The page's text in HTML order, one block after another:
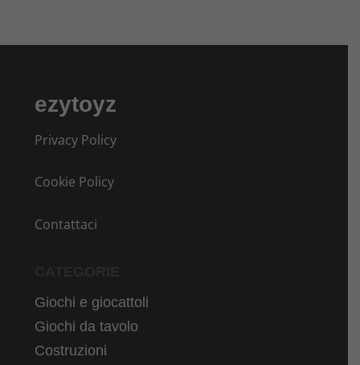
ezytoyz
Privacy Policy
Cookie Policy
Contattaci
Giochi e giocattoli
Giochi da tavolo
Costruzioni